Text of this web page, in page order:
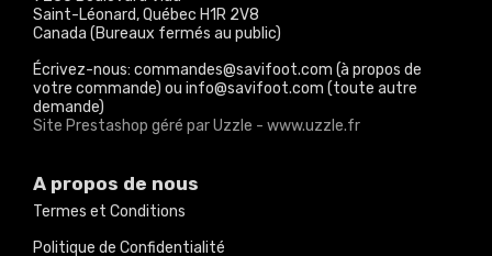
Saint-Léonard, Québec H1R 2V8
Canada (Bureaux fermés au public)
Écrivez-nous: commandes@savifoot.com (à propos de
votre commande) ou info@savifoot.com (toute autre
demande)
Site Prestashop géré par Uzzle - www.uzzle.fr
A propos de nous
Termes et Conditions
Politique de Confidentialité